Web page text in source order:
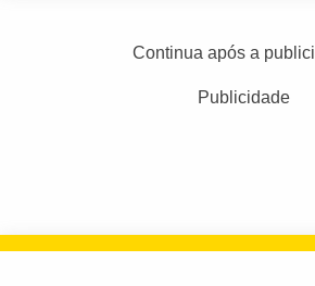
Continua após a
Publicidade